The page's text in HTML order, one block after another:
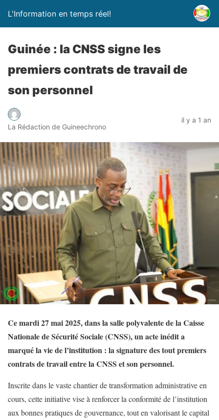
L'Information en temps réel!
Guinée : la CNSS signe les
premiers contrats de travail de
son personnel
La Rédaction de Guineechrono
il y a 1 an
Ce mardi 27 mai 2025, dans la salle polyvalente de la Caisse
Nationale de Sécurité Sociale (CNSS), un acte inédit a
marqué la vie de l’institution : la signature des tout premiers
contrats de travail entre la CNSS et son personnel.
Inscrite dans le vaste chantier de transformation administrative en
cours, cette initiative vise à renforcer la conformité de l’institution
aux bonnes pratiques de gouvernance, tout en valorisant le capital